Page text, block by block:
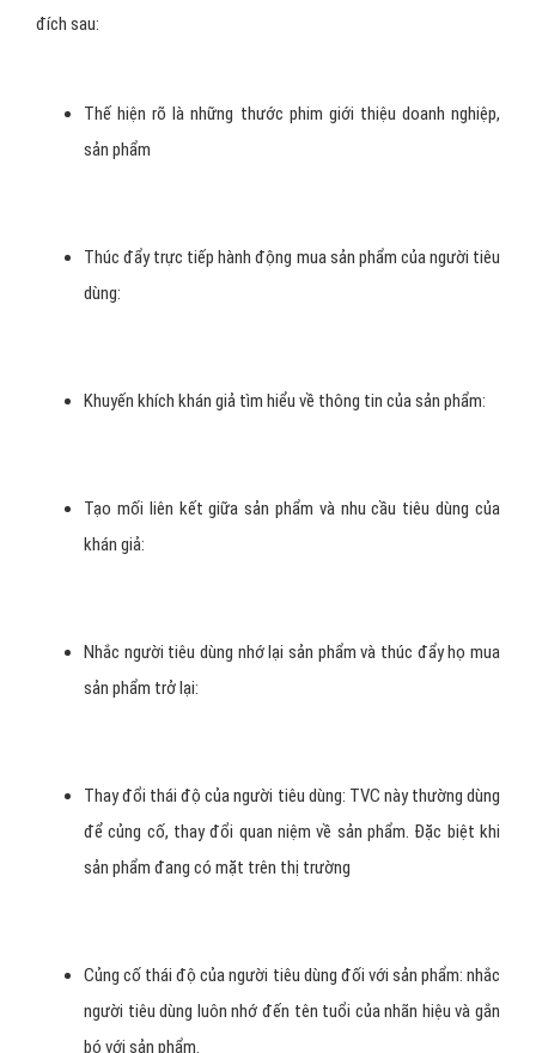
đích sau:
Thế hiện rõ là những thước phim giới thiệu doanh nghiệp,
sản phẩm
Thúc đẩy trực tiếp hành động mua sản phẩm của người tiêu
dùng:
Khuyến khích khán giả tìm hiểu về thông tin của sản phẩm:
Tạo mối liên kết giữa sản phẩm và nhu cầu tiêu dùng của
khán giả:
Nhắc người tiêu dùng nhớ lại sản phẩm và thúc đẩy họ mua
sản phẩm trở lại:
Thay đổi thái độ của người tiêu dùng: TVC này thường dùng
để củng cố, thay đổi quan niệm về sản phẩm. Đặc biệt khi
sản phẩm đang có mặt trên thị trường
Củng cố thái độ của người tiêu dùng đối với sản phẩm: nhắc
người tiêu dùng luôn nhớ đến tên tuổi của nhãn hiệu và gắn
bó với sản phẩm.